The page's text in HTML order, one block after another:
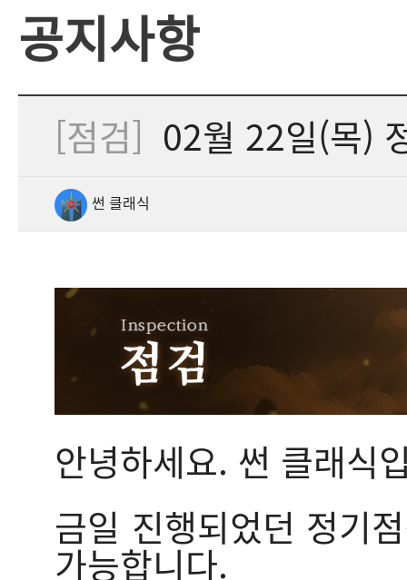
공지사항
[점검] 02월 22일(목)
썬 클래식
안녕하세요. 썬 클래식
금일 진행되었던 정기
가능합니다.